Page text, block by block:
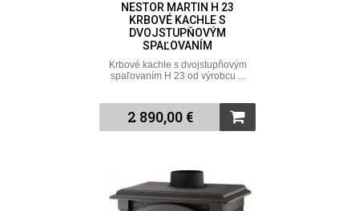
NESTOR MARTIN H 23
KRBOVÉ KACHLE S
DVOJSTUPŇOVÝM
SPAĽOVANÍM
Krbové kachle s dvojstupňovým
spaľovaním H 23 od výrobcu ...
2 890,00 €